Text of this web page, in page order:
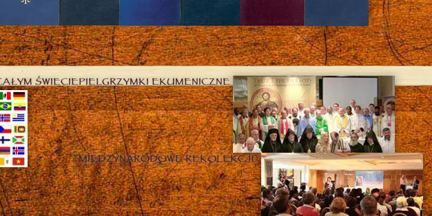
ŚWIECIEPIELGRZYMKI EKUMENICZNE
MIĘDZYNARODOWE REKOLEKCJE